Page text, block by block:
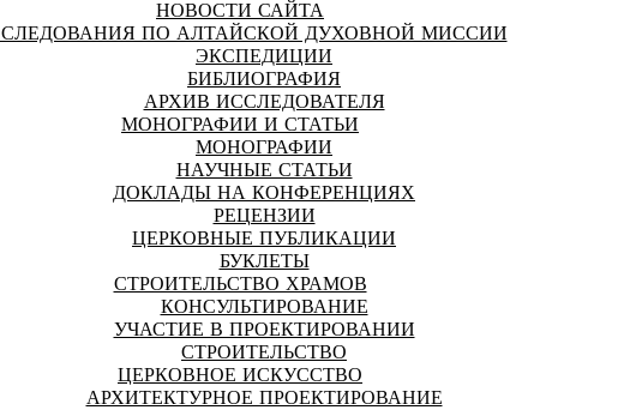
НОВОСТИ САЙТА
ПО АЛТАЙСКОЙ ДУХОВНОЙ МИССИИ
ЭКСПЕДИЦИИ
БИБЛИОГРАФИЯ
АРХИВ ИССЛЕДОВАТЕЛЯ
МОНОГРАФИИ И СТАТЬИ
МОНОГРАФИИ
НАУЧНЫЕ СТАТЬИ
ДОКЛАДЫ НА КОНФЕРЕНЦИЯХ
РЕЦЕНЗИИ
ЦЕРКОВНЫЕ ПУБЛИКАЦИИ
БУКЛЕТЫ
СТРОИТЕЛЬСТВО ХРАМОВ
КОНСУЛЬТИРОВАНИЕ
УЧАСТИЕ В ПРОЕКТИРОВАНИИ
СТРОИТЕЛЬСТВО
ЦЕРКОВНОЕ ИСКУССТВО
АРХИТЕКТУРНОЕ ПРОЕКТИРОВАНИЕ